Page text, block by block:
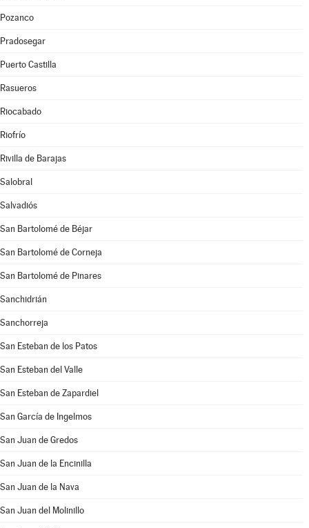
Pozanco
Pradosegar
Puerto Castilla
Rasueros
Riocabado
Riofrío
Rivilla de Barajas
Salobral
Salvadiós
San Bartolomé de Béjar
San Bartolomé de Corneja
San Bartolomé de Pinares
Sanchidrián
Sanchorreja
San Esteban de los Patos
San Esteban del Valle
San Esteban de Zapardiel
San García de Ingelmos
San Juan de Gredos
San Juan de la Encinilla
San Juan de la Nava
San Juan del Molinillo